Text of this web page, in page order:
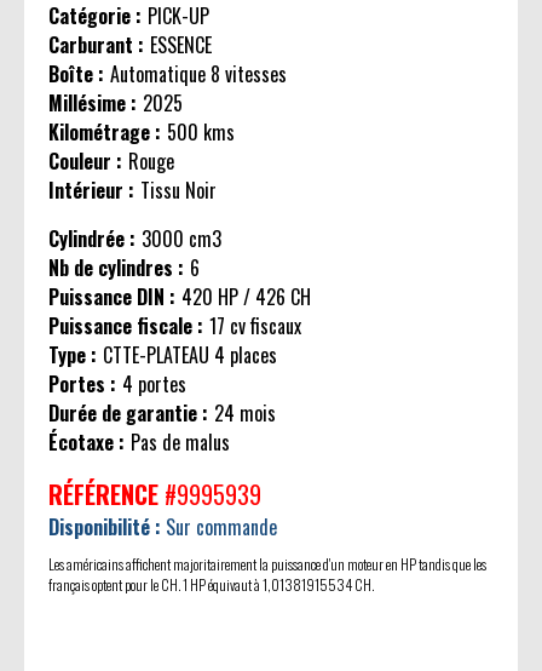
Catégorie : PICK-UP
Carburant : ESSENCE
Boîte : Automatique 8 vitesses
Millésime : 2025
Kilométrage : 500 kms
Couleur : Rouge
Intérieur : Tissu Noir
Cylindrée : 3000 cm3
Nb de cylindres : 6
Puissance DIN : 420 HP / 426 CH
Puissance fiscale : 17 cv fiscaux
Type : CTTE-PLATEAU 4 places
Portes : 4 portes
Durée de garantie : 24 mois
Écotaxe : Pas de malus
RÉFÉRENCE #9995939
Disponibilité : Sur commande
Les américains affichent majoritairement la puissance d'un moteur en HP tandis que les
français optent pour le CH. 1 HP équivaut à 1,01381915534 CH.